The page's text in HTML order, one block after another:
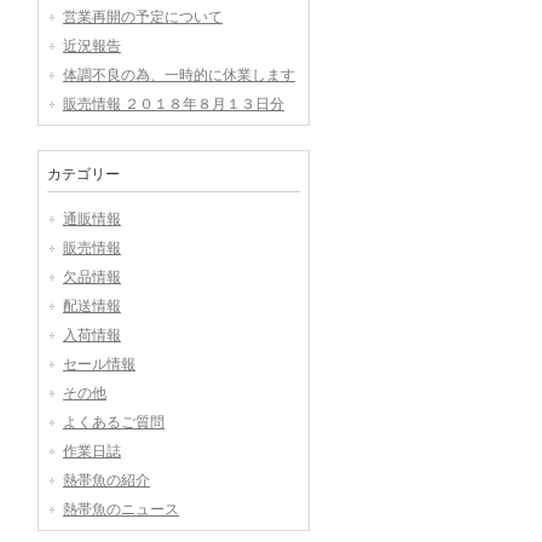
営業再開の予定について
近況報告
体調不良の為、一時的に休業します
販売情報 ２０１８年８月１３日分
カテゴリー
通販情報
販売情報
欠品情報
配送情報
入荷情報
セール情報
その他
よくあるご質問
作業日誌
熱帯魚の紹介
熱帯魚のニュース